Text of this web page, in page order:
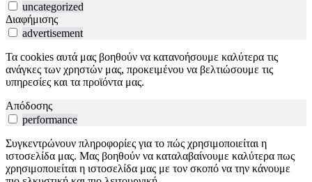
uncategorized
Διαφήμισης
advertisement
Τα cookies αυτά μας βοηθούν να κατανοήσουμε καλύτερα τις
ανάγκες των χρηστών μας, προκειμένου να βελτιώσουμε τις
υπηρεσίες και τα προϊόντα μας.
Απόδοσης
performance
Συγκεντρώνουν πληροφορίες για το πώς χρησιμοποιείται η
ιστοσελίδα μας. Μας βοηθούν να καταλαβαίνουμε καλύτερα πως
χρησιμοποιείται η ιστοσελίδα μας με τον σκοπό να την κάνουμε